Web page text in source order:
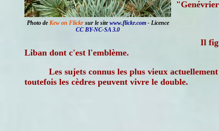
Photo de Kew on Flickrsur le site www.flickr.com- Licence
CC BY-NC-SA 3.0
Il
Liban dont c'est l'emblème.
Les sujets connus les plus vieux
toutefois les cèdres peuvent vivre le double.